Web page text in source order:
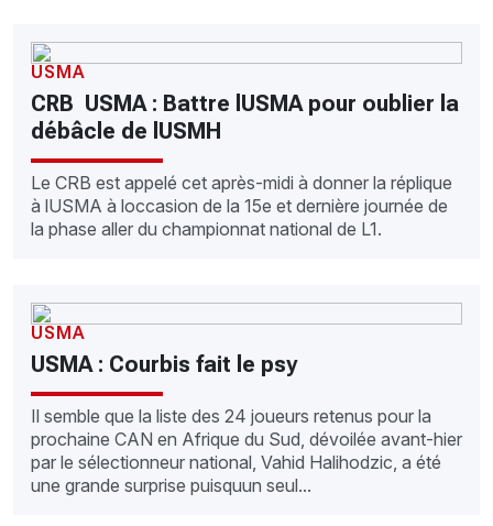
USMA
CRB  USMA : Battre lUSMA pour oublier la
débâcle de lUSMH
Le CRB est appelé cet après-midi à donner la réplique
à lUSMA à loccasion de la 15e et dernière journée de
la phase aller du championnat national de L1.
USMA
USMA : Courbis fait le psy
Il semble que la liste des 24 joueurs retenus pour la
prochaine CAN en Afrique du Sud, dévoilée avant-hier
par le sélectionneur national, Vahid Halihodzic, a été
une grande surprise puisquun seul...